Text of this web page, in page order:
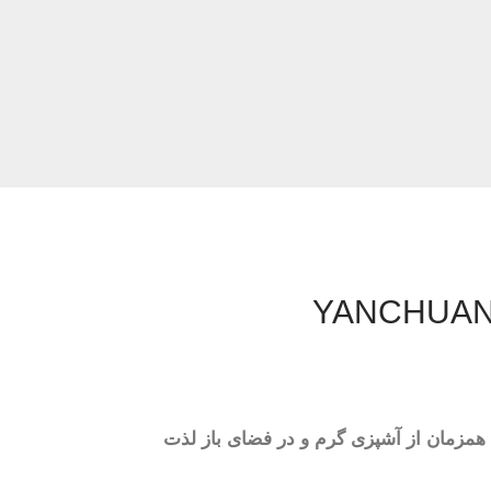
از آشپزی گرم و در فضای باز لذت